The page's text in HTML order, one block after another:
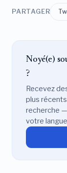
PARTAGER
Noyé(e)
?
Recevez
plus
recherche
votre